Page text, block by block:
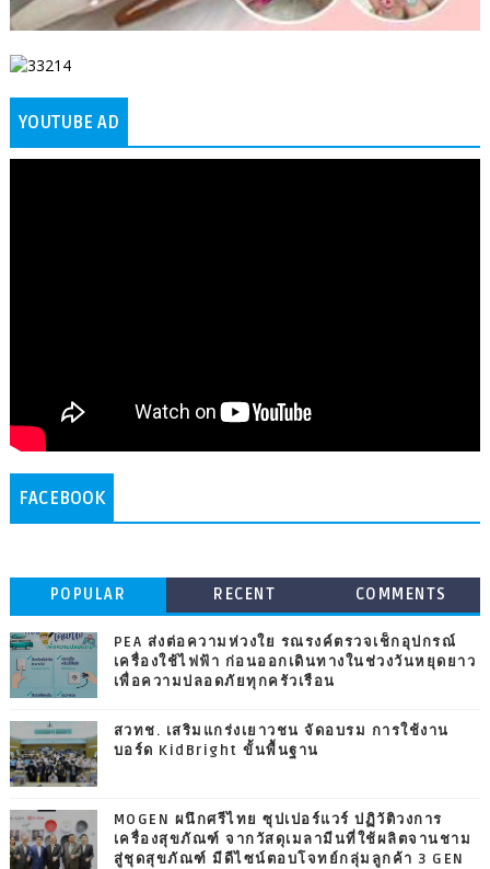
YOUTUBE AD
FACEBOOK
POPULAR RECENT COMMENTS
PEA ส่งต่อความห่วงใย รณรงค์ตรวจเช็กอุปกรณ์
เครื่องใช้ไฟฟ้า ก่อนออกเดินทางในช่วงวันหยุดยาว
เพื่อความปลอดภัยทุกครัวเรือน
สวทช. เสริมแกร่งเยาวชน จัดอบรม การใช้งาน
บอร์ด KidBright ขั้นพื้นฐาน
MOGEN ผนึกศรีไทย ซุปเปอร์แวร์ ปฏิวัติวงการ
เครื่องสุขภัณฑ์ จากวัสดุเมลามีนที่ใช้ผลิตจานชาม
สู่ชุดสุขภัณฑ์ มีดีไซน์ตอบโจทย์กลุ่มลูกค้า 3 GEN